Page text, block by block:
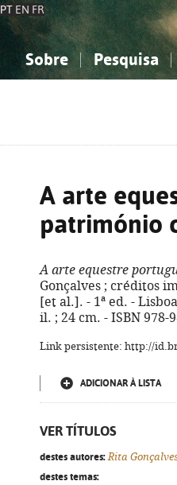
PT EN FR
Sobre Pesquisa
A arte
património
A arte equestre
Gonçalves ; créditos
[et al.]. - 1ª ed. -
il. ; 24 cm. - ISBN 978-
Link persistente: http://
ADICIONAR À LISTA
VER TÍTULOS
destes autores: Rita
destes temas: